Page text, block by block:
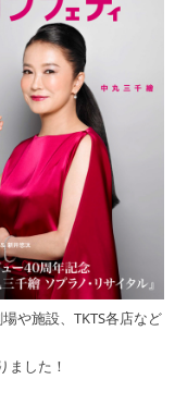
や施設、TKTS各店など
ました！